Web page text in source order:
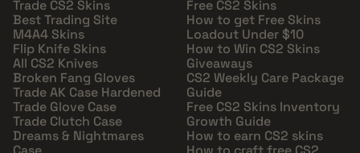
Trade CS2 Skins
Best Trading Site
M4A4 Skins
Flip Knife Skins
All CS2 Knives
Broken Fang Gloves
Trade AK Case Hardened
Trade Glove Case
Trade Clutch Case
Dreams & Nightmares
Free CS2 Skins
How to get Free Skins
Loadout Under $10
How to Win CS2 Skins
Giveaways
CS2 Weekly Care Package
Guide
Free CS2 Skins Inventory
Growth Guide
How to earn CS2 skins